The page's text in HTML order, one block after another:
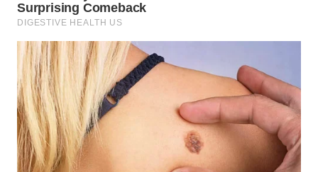
SUKABUMI
WN
PURWAKARTA
WN
PRIANGAN
TIMUR